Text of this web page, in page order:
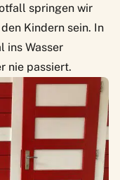
springen wir
Kindern sein. In
ins Wasser
nie passiert.